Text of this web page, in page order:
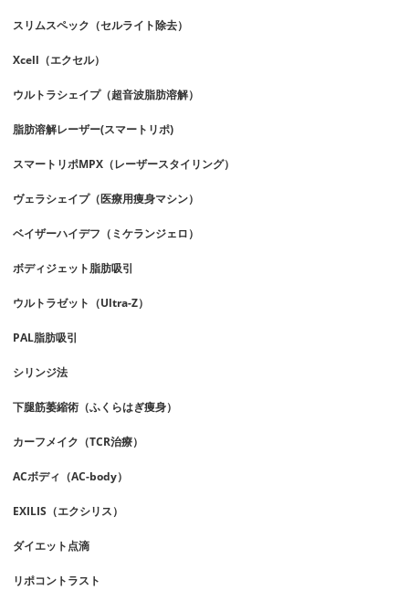
スリムスペック（セルライト除去）
Xcell（エクセル）
ウルトラシェイプ（超音波脂肪溶解）
脂肪溶解レーザー(スマートリポ)
スマートリポMPX（レーザースタイリング）
ヴェラシェイプ（医療用痩身マシン）
ベイザーハイデフ（ミケランジェロ）
ボディジェット脂肪吸引
ウルトラゼット（Ultra-Z）
PAL脂肪吸引
シリンジ法
下腿筋萎縮術（ふくらはぎ痩身）
カーフメイク（TCR治療）
ACボディ（AC-body）
EXILIS（エクシリス）
ダイエット点滴
リポコントラスト